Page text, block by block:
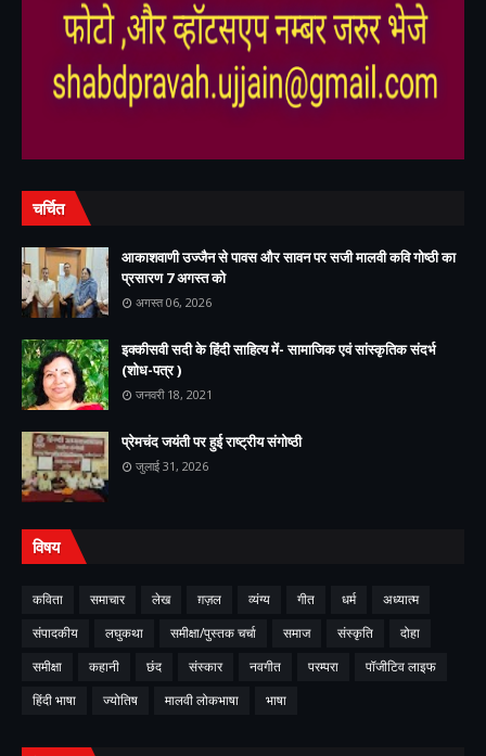
चर्चित
आकाशवाणी उज्जैन से पावस और सावन पर सजी मालवी कवि गोष्ठी का
प्रसारण 7 अगस्त को
अगस्त 06, 2026
इक्कीसवी सदी के हिंदी साहित्य में- सामाजिक एवं सांस्कृतिक संदर्भ
(शोध-पत्र )
जनवरी 18, 2021
प्रेमचंद जयंती पर हुई राष्ट्रीय संगोष्ठी
जुलाई 31, 2026
विषय
कविता समाचार लेख ग़ज़ल व्यंग्य गीत धर्म
अध्यात्म
संपादकीय
लघुकथा समीक्षा/पुस्तक चर्चा समाज संस्कृति
दोहा
समीक्षा
कहानी छंद संस्कार नवगीत परम्परा
पॉजीटिव लाइफ
हिंदी भाषा
ज्योतिष मालवी लोकभाषा भाषा